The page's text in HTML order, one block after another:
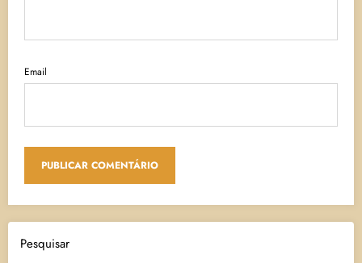
Email
Pesquisar